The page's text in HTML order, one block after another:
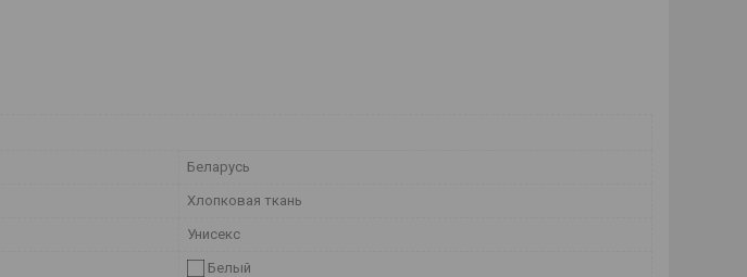
Беларусь
Хлопковая ткань
Унисекс
Белый